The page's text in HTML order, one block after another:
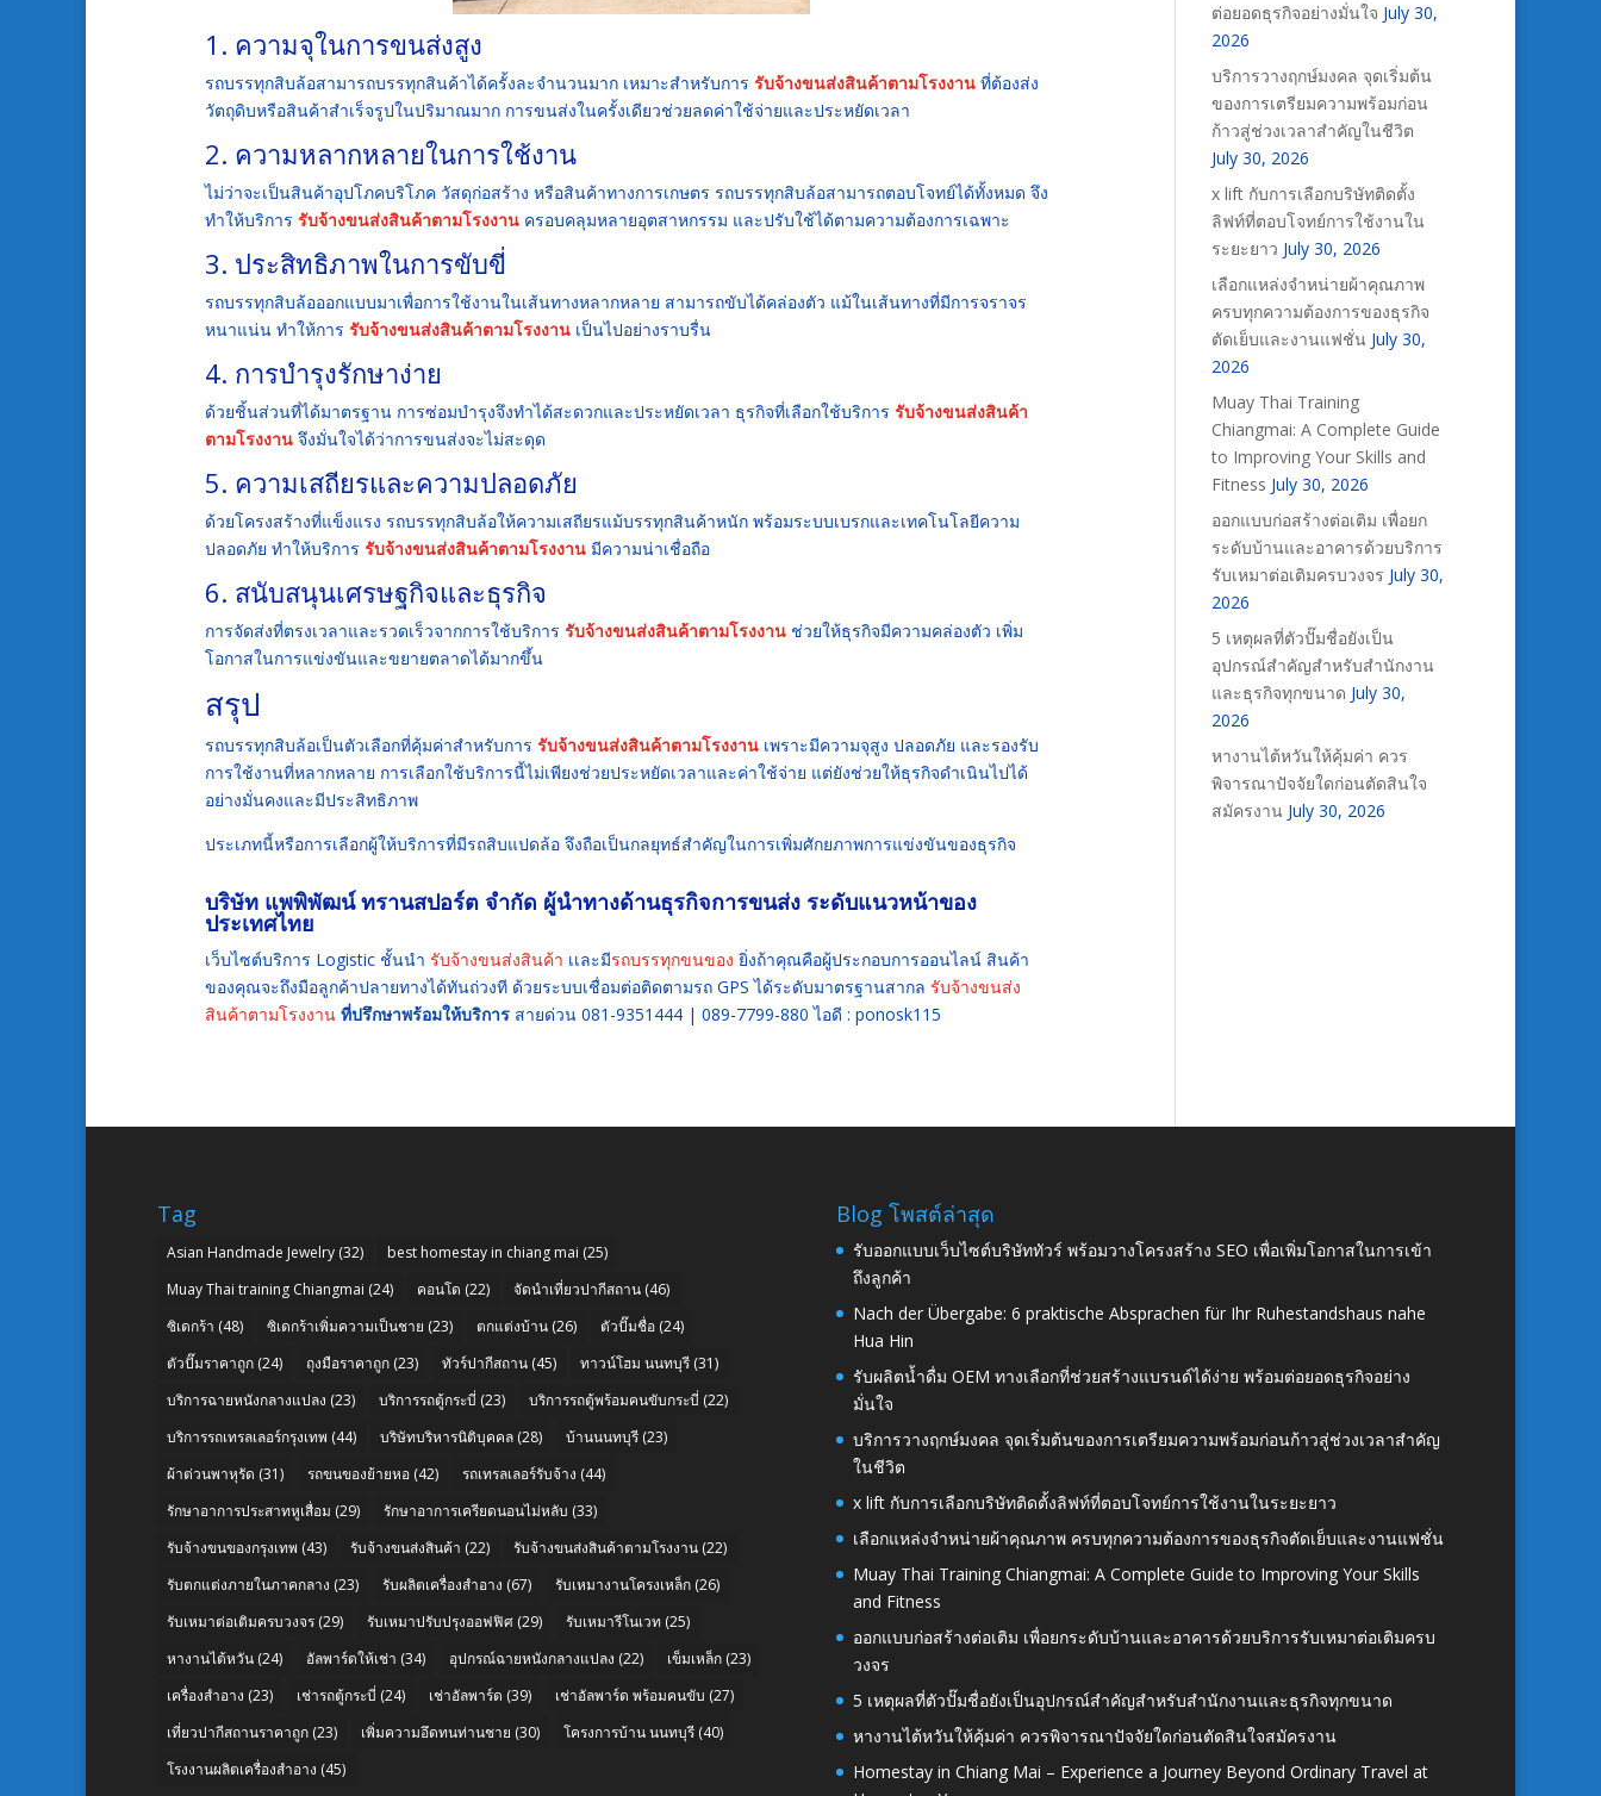
1. ความจุในการขนส่งสูง
รถบรรทุกสิบล้อสามารถบรรทุกสินค้าได้ครั้งละจำนวนมาก เหมาะสำหรับการ รับจ้างขนส่งสินค้าตามโรงงานที่ต้องส่ง
วัตถุดิบหรือสินค้าสำเร็จรูปในปริมาณมาก การขนส่งในครั้งเดียวช่วยลดค่าใช้จ่ายและประหยัดเวลา
2. ความหลากหลายในการใช้งาน
ไม่ว่าจะเป็นสินค้าอุปโภคบริโภค วัสดุก่อสร้าง หรือสินค้าทางการเกษตร รถบรรทุกสิบล้อสามารถตอบโจทย์ได้ทั้งหมด จึง
ทำให้บริการ รับจ้างขนส่งสินค้าตามโรงงานครอบคลุมหลายอุตสาหกรรม และปรับใช้ได้ตามความต้องการเฉพาะ
3. ประสิทธิภาพในการขับขี่
รถบรรทุกสิบล้อออกแบบมาเพื่อการใช้งานในเส้นทางหลากหลาย สามารถขับได้คล่องตัว แม้ในเส้นทางที่มีการจราจร
หนาแน่น ทำให้การ รับจ้างขนส่งสินค้าตามโรงงานเป็นไปอย่างราบรื่น
4. การบำรุงรักษาง่าย
ด้วยชิ้นส่วนที่ได้มาตรฐาน การซ่อมบำรุงจึงทำได้สะดวกและประหยัดเวลา ธุรกิจที่เลือกใช้บริการ รับจ้างขนส่งสินค้า
ตามโรงงานจึงมั่นใจได้ว่าการขนส่งจะไม่สะดุด
5. ความเสถียรและความปลอดภัย
ด้วยโครงสร้างที่แข็งแรง รถบรรทุกสิบล้อให้ความเสถียรแม้บรรทุกสินค้าหนัก พร้อมระบบเบรกและเทคโนโลยีความ
ปลอดภัย ทำให้บริการ รับจ้างขนส่งสินค้าตามโรงงานมีความน่าเชื่อถือ
6. สนับสนุนเศรษฐกิจและธุรกิจ
การจัดส่งที่ตรงเวลาและรวดเร็วจากการใช้บริการ รับจ้างขนส่งสินค้าตามโรงงานช่วยให้ธุรกิจมีความคล่องตัว เพิ่ม
โอกาสในการแข่งขันและขยายตลาดได้มากขึ้น
สรุป
รถบรรทุกสิบล้อเป็นตัวเลือกที่คุ้มค่าสำหรับการ รับจ้างขนส่งสินค้าตามโรงงานเพราะมีความจุสูง ปลอดภัย และรองรับ
การใช้งานที่หลากหลาย การเลือกใช้บริการนี้ไม่เพียงช่วยประหยัดเวลาและค่าใช้จ่าย แต่ยังช่วยให้ธุรกิจดำเนินไปได้
อย่างมั่นคงและมีประสิทธิภาพ
ประเภทนี้หรือการเลือกผู้ให้บริการที่มีรถสิบแปดล้อ จึงถือเป็นกลยุทธ์สำคัญในการเพิ่มศักยภาพการแข่งขันของธุรกิจ
บริษัท แพพิพัฒน์ ทรานสปอร์ต จำกัด ผู้นำทางด้านธุรกิจการขนส่ง ระดับแนวหน้าของ
ประเทศไทย
เว็บไซต์บริการ Logistic ชั้นนำ รับจ้างขนส่งสินค้า เเละมีรถบรรทุกขนของ ยิ่งถ้าคุณคือผู้ประกอบการออนไลน์ สินค้า
ของคุณจะถึงมือลูกค้าปลายทางได้ทันถ่วงที ด้วยระบบเชื่อมต่อติดตามรถ GPS ได้ระดับมาตรฐานสากล รับจ้างขนส่ง
สินค้าตามโรงงาน ที่ปรึกษาพร้อมให้บริการ สายด่วน 081-9351444 | 089-7799-880ไอดี : ponosk115
ต่อยอดธุรกิจอย่างมั่นใจ July 30,
2026
บริการวางฤกษ์มงคล จุดเริ่มต้น
ของการเตรียมความพร้อมก่อน
ก้าวสู่ช่วงเวลาสำคัญในชีวิต
July 30, 2026
x lift กับการเลือกบริษัทติดตั้ง
ลิฟท์ที่ตอบโจทย์การใช้งานใน
ระยะยาว July 30, 2026
เลือกแหล่งจำหน่ายผ้าคุณภาพ
ครบทุกความต้องการของธุรกิจ
ตัดเย็บและงานแฟชั่น July 30,
2026
Muay Thai Training
Chiangmai: A Complete Guide
to Improving Your Skills and
Fitness July 30, 2026
ออกแบบก่อสร้างต่อเติม เพื่อยก
ระดับบ้านและอาคารด้วยบริการ
รับเหมาต่อเติมครบวงจร July 30,
2026
5 เหตุผลที่ตัวปั๊มชื่อยังเป็น
อุปกรณ์สำคัญสำหรับสำนักงาน
และธุรกิจทุกขนาด July 30,
2026
หางานไต้หวันให้คุ้มค่า ควร
พิจารณาปัจจัยใดก่อนตัดสินใจ
สมัครงาน July 30, 2026
Tag
Asian Handmade Jewelry (32) best homestay in chiang mai (25)
Muay Thai training Chiangmai (24) คอนโด (22) จัดนำเที่ยวปากีสถาน (46)
ซิเดกร้า (48) ซิเดกร้าเพิ่มความเป็นชาย (23) ตกแต่งบ้าน (26) ตัวปั๊มชื่อ (24)
ตัวปั๊มราคาถูก (24) ถุงมือราคาถูก (23) ทัวร์ปากีสถาน (45) ทาวน์โฮม นนทบุรี (31)
บริการฉายหนังกลางแปลง (23) บริการรถตู้กระบี่ (23) บริการรถตู้พร้อมคนขับกระบี่ (22)
บริการรถเทรลเลอร์กรุงเทพ (44) บริษัทบริหารนิติบุคคล (28) บ้านนนทบุรี (23)
ผ้าต่วนพาหุรัด (31) รถขนของย้ายหอ (42) รถเทรลเลอร์รับจ้าง (44)
รักษาอาการประสาทหูเสื่อม (29) รักษาอาการเครียดนอนไม่หลับ (33)
รับจ้างขนของกรุงเทพ (43) รับจ้างขนส่งสินค้า (22) รับจ้างขนส่งสินค้าตามโรงงาน (22)
รับตกแต่งภายในภาคกลาง (23) รับผลิตเครื่องสำอาง (67) รับเหมางานโครงเหล็ก (26)
รับเหมาต่อเติมครบวงจร (29) รับเหมาปรับปรุงออฟฟิศ (29) รับเหมารีโนเวท (25)
หางานไต้หวัน (24) อัลพาร์ดให้เช่า (34) อุปกรณ์ฉายหนังกลางแปลง (22) เข็มเหล็ก (23)
เครื่องสำอาง (23) เช่ารถตู้กระบี่ (24) เช่าอัลพาร์ด (39) เช่าอัลพาร์ด พร้อมคนขับ (27)
เที่ยวปากีสถานราคาถูก (23) เพิ่มความอึดทนท่านชาย (30) โครงการบ้าน นนทบุรี (40)
โรงงานผลิตเครื่องสำอาง (45)
Blog โพสต์ล่าสุด
รับออกแบบเว็บไซต์บริษัททัวร์ พร้อมวางโครงสร้าง SEO เพื่อเพิ่มโอกาสในการเข้า
ถึงลูกค้า
Nach der Übergabe: 6 praktische Absprachen für Ihr Ruhestandshaus nahe
Hua Hin
รับผลิตน้ำดื่ม OEM ทางเลือกที่ช่วยสร้างแบรนด์ได้ง่าย พร้อมต่อยอดธุรกิจอย่าง
มั่นใจ
บริการวางฤกษ์มงคล จุดเริ่มต้นของการเตรียมความพร้อมก่อนก้าวสู่ช่วงเวลาสำคัญ
ในชีวิต
x lift กับการเลือกบริษัทติดตั้งลิฟท์ที่ตอบโจทย์การใช้งานในระยะยาว
เลือกแหล่งจำหน่ายผ้าคุณภาพ ครบทุกความต้องการของธุรกิจตัดเย็บและงานแฟชั่น
Muay Thai Training Chiangmai: A Complete Guide to Improving Your Skills
and Fitness
ออกแบบก่อสร้างต่อเติม เพื่อยกระดับบ้านและอาคารด้วยบริการรับเหมาต่อเติมครบ
วงจร
5 เหตุผลที่ตัวปั๊มชื่อยังเป็นอุปกรณ์สำคัญสำหรับสำนักงานและธุรกิจทุกขนาด
หางานไต้หวันให้คุ้มค่า ควรพิจารณาปัจจัยใดก่อนตัดสินใจสมัครงาน
Homestay in Chiang Mai – Experience a Journey Beyond Ordinary Travel at